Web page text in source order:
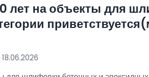
лет на объекты для